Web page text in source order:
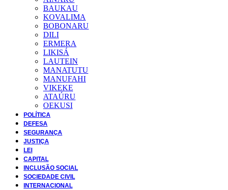
BAUKAU
KOVALIMA
BOBONARU
DILI
ERMERA
LIKISÁ
LAUTEIN
MANATUTU
MANUFAHI
VIKEKE
ATAÚRU
OEKUSI
POLÍTICA
DEFESA
SEGURANÇA
JUSTIÇA
LEI
CAPITAL
INCLUSÃO SOCIAL
SOCIEDADE CIVIL
INTERNACIONAL